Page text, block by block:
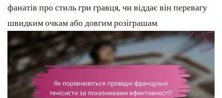
фанатів про стиль гри гравця, чи віддає він перевагу
швидким очкам або довгим розіграшам.